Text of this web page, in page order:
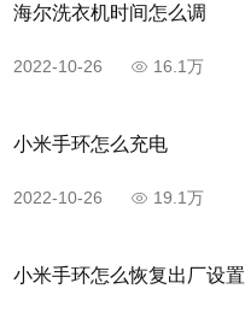
海尔洗衣机时间怎么调
2022-10-26 16.1万
小米手环怎么充电
2022-10-26 19.1万
小米手环怎么恢复出厂设置